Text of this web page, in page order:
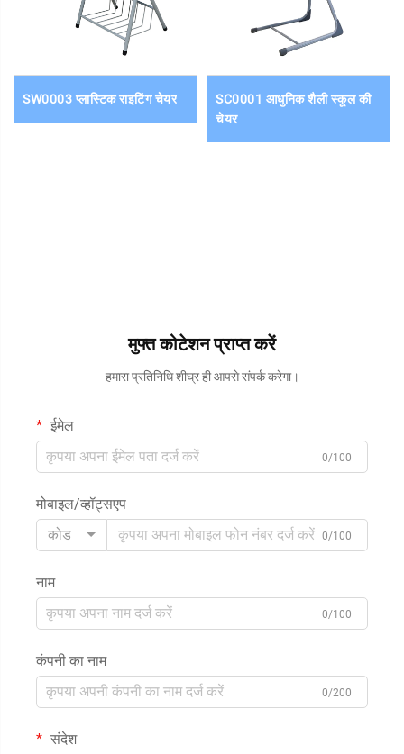
SW0003 प्लास्टिक राइटिंग चेयर
SC0001 आधुनिक शैली स्कूल की
चेयर
मुफ्त कोटेशन प्राप्त करें
हमारा प्रतिनिधि शीघ्र ही आपसे संपर्क करेगा।
ईमेल
0/100
मोबाइल/व्हॉट्सएप
कोड
0/100
नाम
0/100
कंपनी का नाम
0/200
संदेश